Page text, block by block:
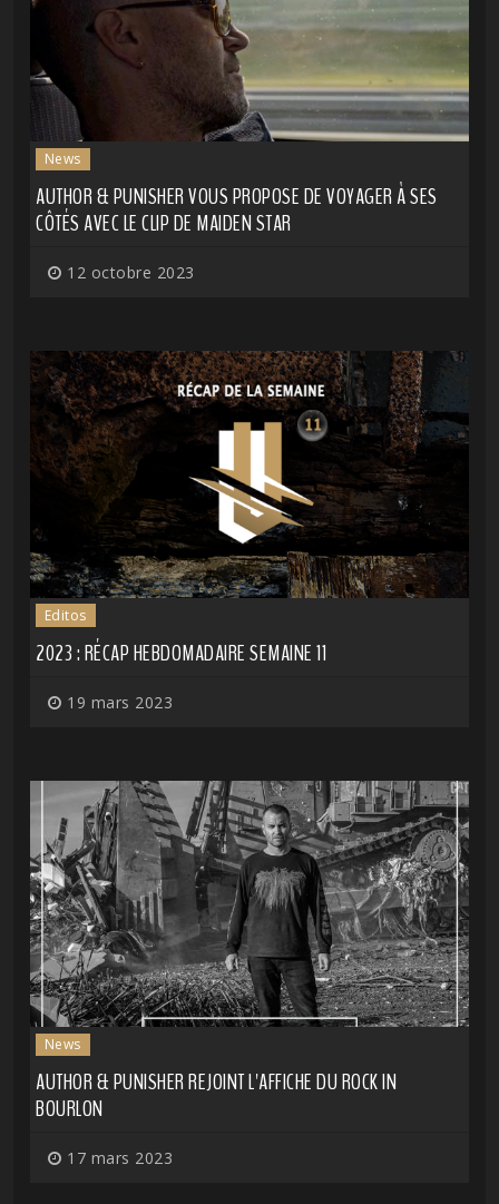
News
AUTHOR & PUNISHER VOUS PROPOSE DE VOYAGER À SES
CÔTÉS AVEC LE CLIP DE MAIDEN STAR
12 octobre 2023
Editos
2023 : RÉCAP HEBDOMADAIRE SEMAINE 11
19 mars 2023
News
AUTHOR & PUNISHER REJOINT L'AFFICHE DU ROCK IN
BOURLON
17 mars 2023